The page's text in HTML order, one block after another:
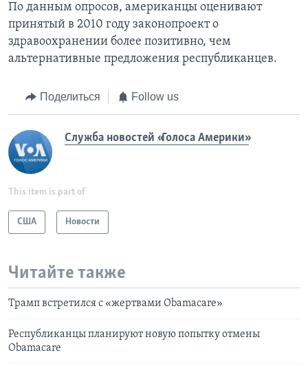
По данным опросов, американцы оценивают
принятый в 2010 году законопроект о
здравоохранении более позитивно, чем
альтернативные предложения республиканцев.
Поделиться Follow us
Служба новостей «Голоса Америки»
This item is part of
США Новости
Читайте также
Трамп встретился с «жертвами Obamacare»
Республиканцы планируют новую попытку отмены
Obamacare